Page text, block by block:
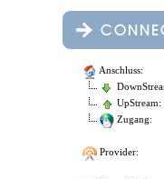
Anschluss:
UpStream:
Zugang:
Provider: